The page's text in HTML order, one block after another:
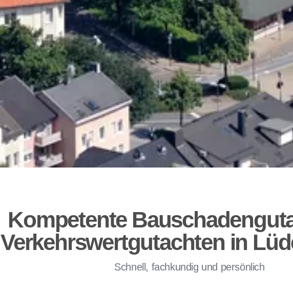
Kompetente
Verkehrswertgutachten in
Schnell, fachkundig und persönlich